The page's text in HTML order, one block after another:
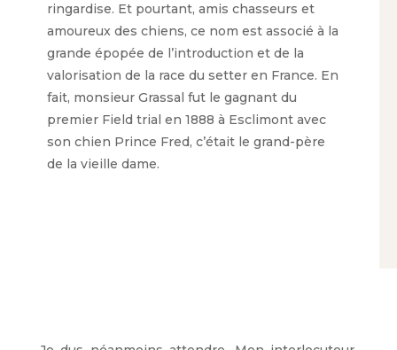
ringardise. Et pourtant, amis chasseurs et
amoureux des chiens, ce nom est associé à la
grande épopée de l’introduction et de la
valorisation de la race du setter en France. En
fait, monsieur Grassal fut le gagnant du
premier Field trial en 1888 à Esclimont avec
son chien Prince Fred, c’était le grand-père
de la vieille dame.